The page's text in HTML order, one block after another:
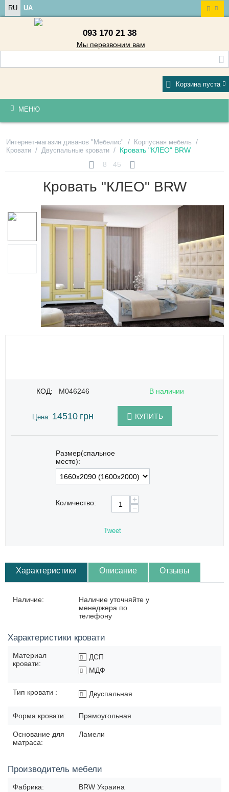
RU UA
093 170 21 38
Мы перезвоним вам
Корзина пуста
МЕНЮ
Интернет-магазин диванов "Мебелис" / Корпусная мебель /
Кровати / Двуспальные кровати / Кровать "КЛЕО" BRW
8
45
Кровать "КЛЕО" BRW
КОД: M046246 В наличии
Цена: 14510 грн КУПИТЬ
Размер(спальное
место):
Количество:
+
−
Tweet
Характеристики Описание Отзывы
Наличие:
Наличие уточняйте у
менеджера по
телефону
Характеристики кровати
Материал
кровати:
ДСП
МДФ
Тип кровати : Двуспальная
Форма кровати: Прямоугольная
Основание для
матраса:
Ламели
Производитель мебели
Фабрика: BRW Украина